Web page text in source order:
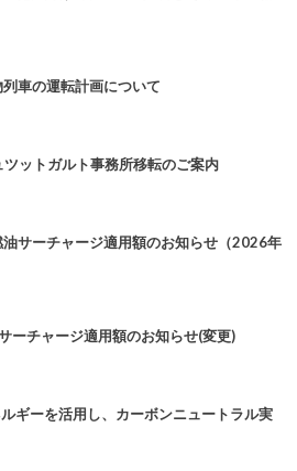
車の運転計画について
ットガルト事務所移転のご案内
サーチャージ適用額のお知らせ（2026年
チャージ適用額のお知らせ(変更)
ギーを活用し、カーボンニュートラル実